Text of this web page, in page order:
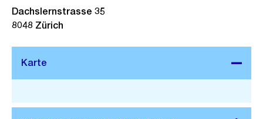
Stadtplan 3D
Dachslernstrasse 35
8048 Zürich